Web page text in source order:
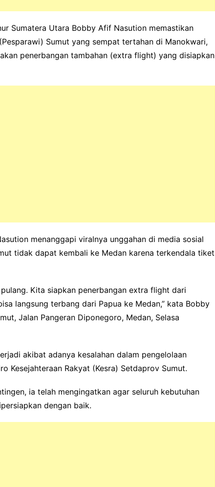
Sumatera Utara Bobby Afif Nasution memastikan
Sumut yang sempat tertahan di Manokwari,
penerbangan tambahan (extra flight) yang disiapkan
menanggapi viralnya unggahan di media sosial
tidak dapat kembali ke Medan karena terkendala tiket
Kita siapkan penerbangan extra flight dari
langsung terbang dari Papua ke Medan,” kata Bobby
Jalan Pangeran Diponegoro, Medan, Selasa
akibat adanya kesalahan dalam pengelolaan
Kesejahteraan Rakyat (Kesra) Setdaprov Sumut.
ia telah mengingatkan agar seluruh kebutuhan
dengan baik.